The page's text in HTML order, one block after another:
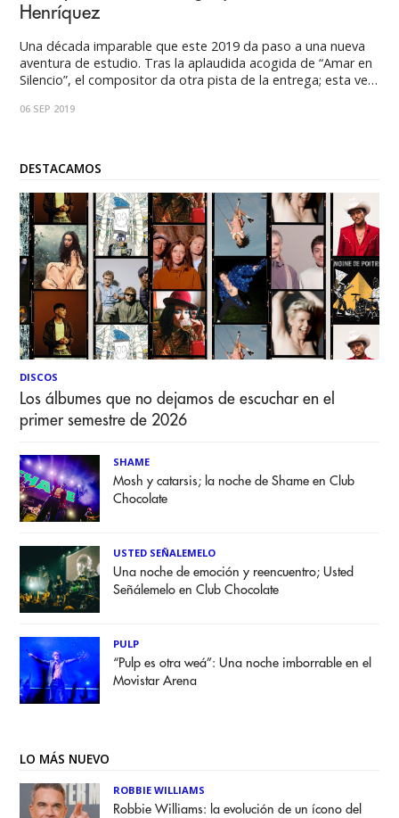
Henríquez
Una década imparable que este 2019 da paso a una nueva
aventura de estudio. Tras la aplaudida acogida de “Amar en
Silencio”, el compositor da otra pista de la entrega; esta vez
urbana-pop durante mayo y este septiembre retrata
06 SEP 2019
DESTACAMOS
DISCOS
Los álbumes que no dejamos de escuchar en el
primer semestre de 2026
SHAME
Mosh y catarsis; la noche de Shame en Club
Chocolate
USTED SEÑALEMELO
Una noche de emoción y reencuentro; Usted
Señálemelo en Club Chocolate
PULP
“Pulp es otra weá”: Una noche imborrable en el
Movistar Arena
LO MÁS NUEVO
ROBBIE WILLIAMS
Robbie Williams: la evolución de un ícono del